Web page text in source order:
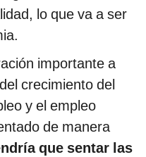
lo que va a ser
importante a
crecimiento del
y el empleo
de manera
que sentar las